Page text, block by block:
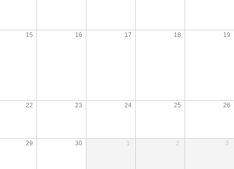
15 16 17 18 19
22 23 24 25 26
29 30 1 2 3